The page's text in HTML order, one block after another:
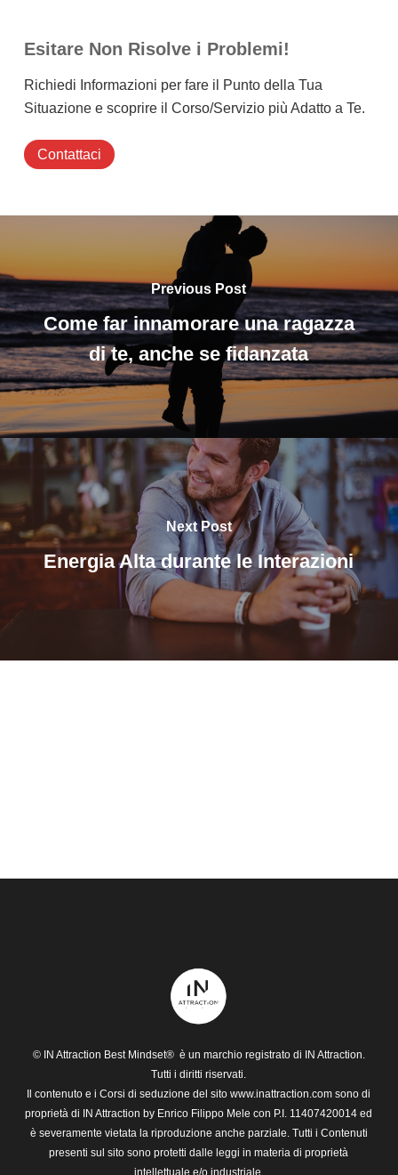
Nessun prodotto nel carrello.
Esitare Non Risolve i Problemi!
Richiedi Informazioni per fare il Punto della Tua
Situazione e scoprire il Corso/Servizio più Adatto a Te.
Contattaci
Previous Post
Come far innamorare una ragazza
di te, anche se fidanzata
Next Post
Energia Alta durante le Interazioni
© IN Attraction Best Mindset® è un marchio registrato di IN Attraction.
Tutti i diritti riservati.
Il contenuto e iCorsi di seduzione del sito www.inattraction.com sono di
proprietà di IN Attraction by Enrico Filippo Mele con P.I. 11407420014 ed
è severamente vietata la riproduzione anche parziale. Tutti i Contenuti
presenti sul sito sono protetti dalle leggi in materia di proprietà
intellettuale e/o industriale.